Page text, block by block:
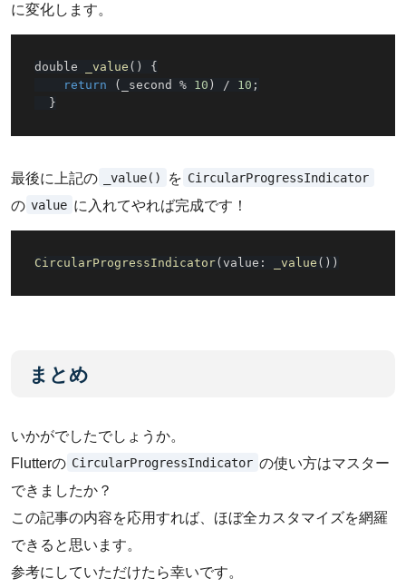
に変化します。
double _value ( )
{
return
( _second % 10 ) / 10 ;
}
最後に上記の _value() を CircularProgressIndicator
の value に入れてやれば完成です！
CircularProgressIndicator(value : _value ( ) )
まとめ
いかがでしたでしょうか。
Flutterの CircularProgressIndicator の使い方はマスター
できましたか？
この記事の内容を応用すれば、ほぼ全カスタマイズを網羅
できると思います。
参考にしていただけたら幸いです。